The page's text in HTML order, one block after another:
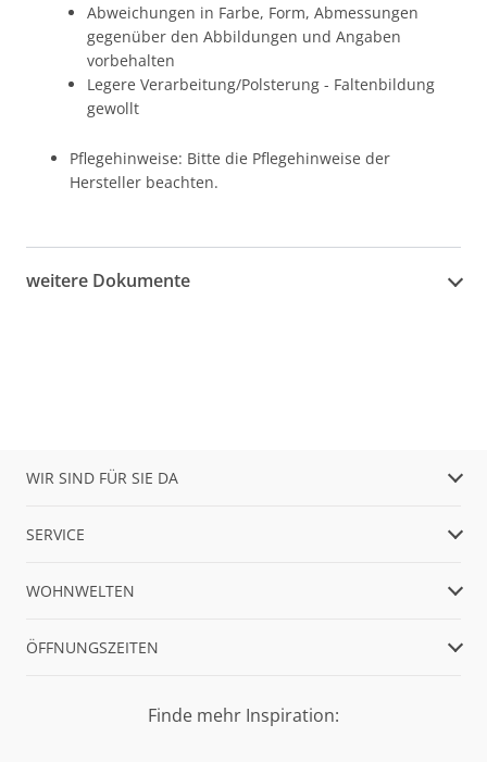
Abweichungen in Farbe, Form, Abmessungen
gegenüber den Abbildungen und Angaben
vorbehalten
Legere Verarbeitung/Polsterung - Faltenbildung
gewollt
Pflegehinweise: Bitte die Pflegehinweise der
Hersteller beachten.
weitere Dokumente
WIR SIND FÜR SIE DA
SERVICE
WOHNWELTEN
ÖFFNUNGSZEITEN
Finde mehr Inspiration: